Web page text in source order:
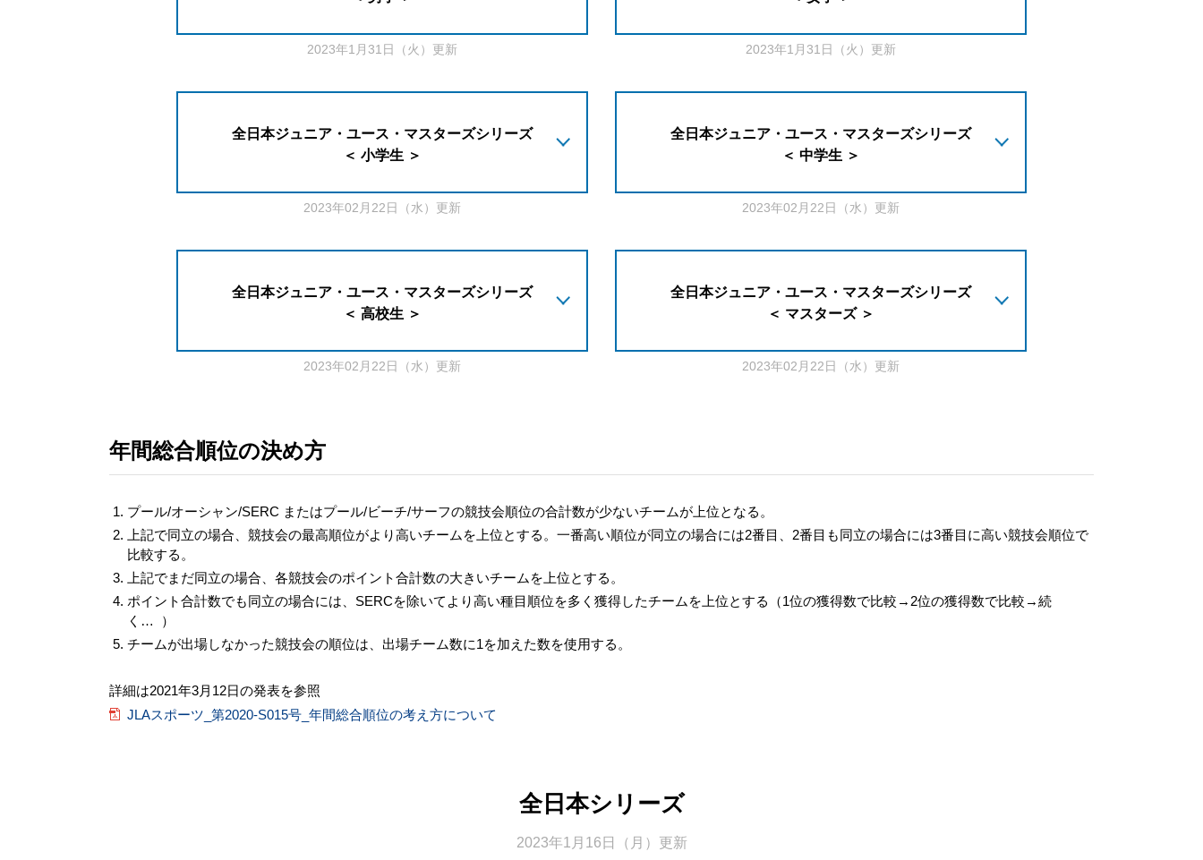
2023年1月31日（火）更新 2023年1月31日（火）更新
全日本ジュニア・ユース・マスターズシリーズ
＜ 小学生 ＞
2023年02月22日（水）更新
全日本ジュニア・ユース・マスターズシリーズ
＜ 中学生 ＞
2023年02月22日（水）更新
全日本ジュニア・ユース・マスターズシリーズ
＜ 高校生 ＞
2023年02月22日（水）更新
全日本ジュニア・ユース・マスターズシリーズ
＜ マスターズ ＞
2023年02月22日（水）更新
年間総合順位の決め⽅
プール/オーシャン/SERC またはプール/ビーチ/サーフの競技会順位の合計数が少ないチームが上位となる。
上記で同⽴の場合、競技会の最⾼順位がより⾼いチームを上位とする。⼀番⾼い順位が同⽴の場合には2番⽬、2番⽬も同⽴の場合には3番⽬に⾼い競技会順位で
比較する。
上記でまだ同⽴の場合、各競技会のポイント合計数の⼤きいチームを上位とする。
ポイント合計数でも同⽴の場合には、SERCを除いてより⾼い種⽬順位を多く獲得したチームを上位とする（1位の獲得数で比較→2位の獲得数で比較→続
く… ）
チームが出場しなかった競技会の順位は、出場チーム数に1を加えた数を使⽤する。
詳細は2021年3月12日の発表を参照
JLAスポーツ_第2020-S015号_年間総合順位の考え方について
全日本シリーズ
2023年1月16日（月）更新